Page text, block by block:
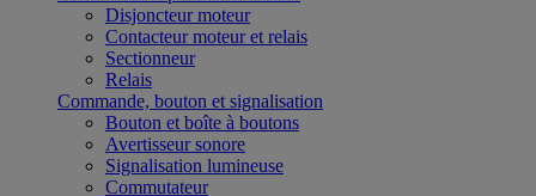
Disjoncteur moteur
Contacteur moteur et relais
Sectionneur
Relais
Commande, bouton et signalisation
Bouton et boîte à boutons
Avertisseur sonore
Signalisation lumineuse
Commutateur